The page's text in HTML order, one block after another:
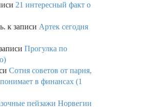
21 интересный факт о
к записи Артек сегодня
Прогулка по
Сотня советов от парня,
в финансах (1
пейзажи Норвегии